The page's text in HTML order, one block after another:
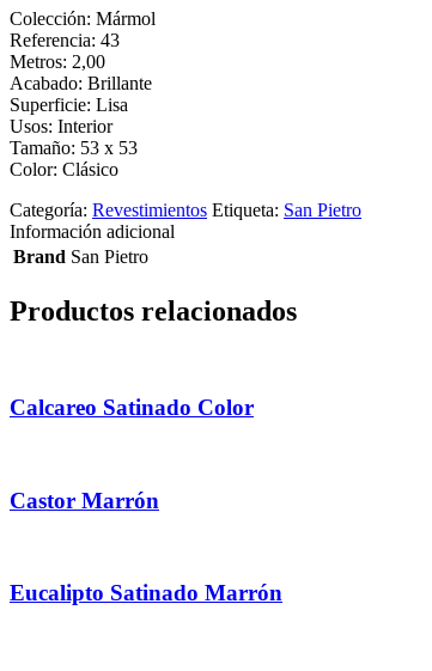
Colección: Mármol
Referencia: 43
Metros: 2,00
Acabado: Brillante
Superficie: Lisa
Usos: Interior
Tamaño: 53 x 53
Color: Clásico
Categoría: Revestimientos Etiqueta: San Pietro
Información adicional
Brand San Pietro
Productos relacionados
Calcareo Satinado Color
Castor Marrón
Eucalipto Satinado Marrón